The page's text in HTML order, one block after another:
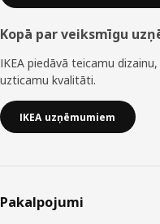
Kopā par veiksmīgu
IKEA piedāvā teicamu
uzticamu kvalitāti.
IKEA uzņēmumiem
Pakalpojumi